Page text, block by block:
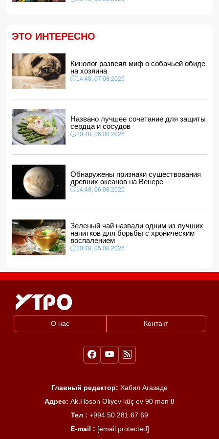
21:28, 06.08.2026
21:16, 06.08.2026
21:00, 06.08.2026
Названо лучшее сочетание для защиты сердца и
сосудов
20:48, 06.08.2026
Салах официально стал игроком "Трабзонспора":
20:28, 06.08.2026
ЭТО ИНТЕРЕСНО
Кинолог развеял миф о собачьей обиде
на хозяина
14:48, 07.08.2026
Названо лучшее сочетание для защиты
сердца и сосудов
20:48, 06.08.2026
Обнаружены признаки существования
древних океанов на Венере
14:48, 06.08.2026
Зеленый чай назвали одним из лучших
напитков для борьбы с хроническим
воспалением
20:48, 05.08.2026
О нас Контакт
Главный редактор: Хабил Агазаде
Адрес: Ak.Həsən Əliyev küç ev 90 mən 8
Тел : +994 50 281 67 69
E-mail : [email protected]